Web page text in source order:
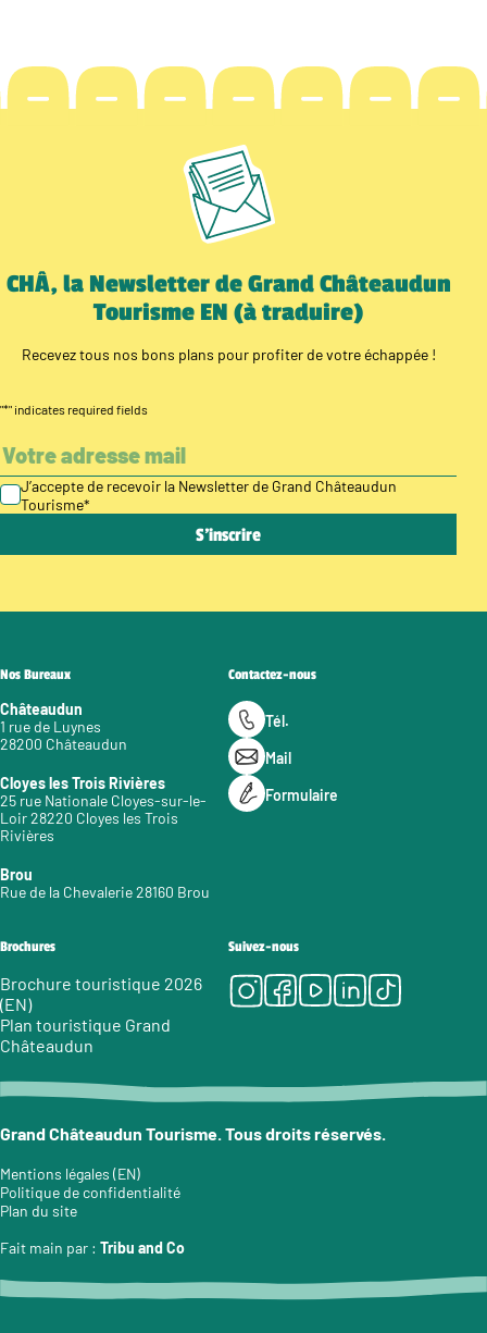
CHÂ, la Newsletter de Grand Châteaudun
Tourisme EN (à traduire)
Recevez tous nos bons plans pour profiter de votre échappée !
"*" indicates required fields
J’accepte de recevoir la Newsletter de Grand Châteaudun
Tourisme*
Nos Bureaux
Châteaudun
1 rue de Luynes
28200 Châteaudun
Cloyes les Trois Rivières
25 rue Nationale Cloyes-sur-le-
Loir 28220 Cloyes les Trois
Rivières
Brou
Rue de la Chevalerie 28160 Brou
Contactez-nous
Tél.
Mail
Formulaire
Brochures
Brochure touristique 2026
(EN)
Plan touristique Grand
Châteaudun
Suivez-nous
Instagram
Facebook
Youtube
LinkedIn
Tiktok
Grand Châteaudun Tourisme. Tous droits réservés.
Mentions légales (EN)
Politique de confidentialité
Plan du site
Fait main par : Tribu and Co